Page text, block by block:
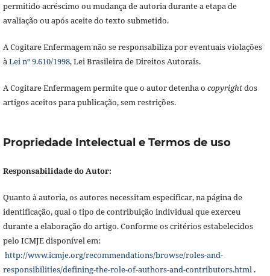
permitido acréscimo ou mudança de autoria durante a etapa de
avaliação ou após aceite do texto submetido.
A Cogitare Enfermagem não se responsabiliza por eventuais violações
àLei nº 9.610/1998, Lei Brasileira de Direitos Autorais.
A Cogitare Enfermagem permite que o autor detenha o copyrightdos
artigos aceitos para publicação, sem restrições.
Propriedade Intelectual e Termos de uso
Responsabilidade do Autor:
Quanto à autoria, os autores necessitam especificar, na página de
identificação, qual o tipo de contribuição individual que exerceu
durante a elaboração do artigo. Conforme os critérios estabelecidos
pelo ICMJE disponível em:
http://www.icmje.org/recommendations/browse/roles-and-
responsibilities/defining-the-role-of-authors-and-contributors.html.